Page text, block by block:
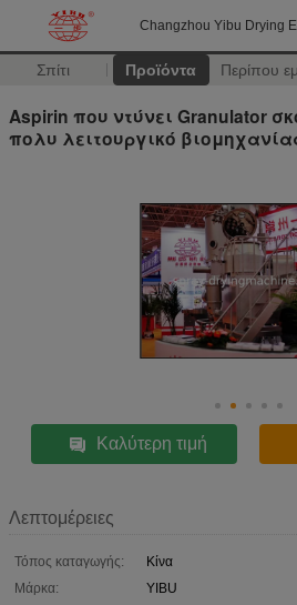
Changzhou Yibu Drying
Σπίτι Προϊόντα Περίπου
Aspirin που ντύνει Granulator
πολυ λειτουργικό
Καλύτερη τιμή
Λεπτομέρειες
Τόπος καταγωγής:
Κίνα
Μάρκα:
YIBU